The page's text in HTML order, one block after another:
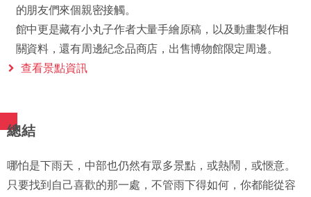
的朋友們來個親密接觸。
館中更是藏有小丸子作者大量手繪原稿，以及動畫製作相
關資料，還有周邊紀念品商店，出售博物館限定周邊。
查看景點資訊
總結
哪怕是下雨天，中部也仍然有眾多景點，或熱鬧，或愜意。
只要找到自己喜歡的那一處，不管雨下得如何，你都能從容